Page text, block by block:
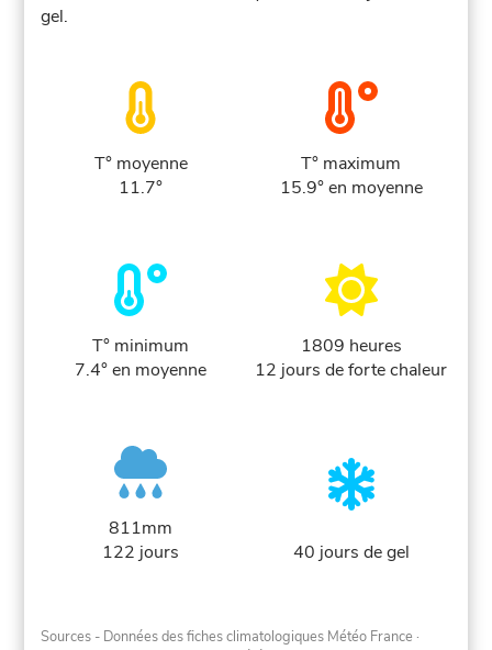
gel.
T° moyenne
11.7°
T° maximum
15.9° en moyenne
T° minimum
7.4° en moyenne
1809 heures
12 jours de forte chaleur
811mm
122 jours
40 jours de gel
Sources - Données des fiches climatologiques Météo France ·